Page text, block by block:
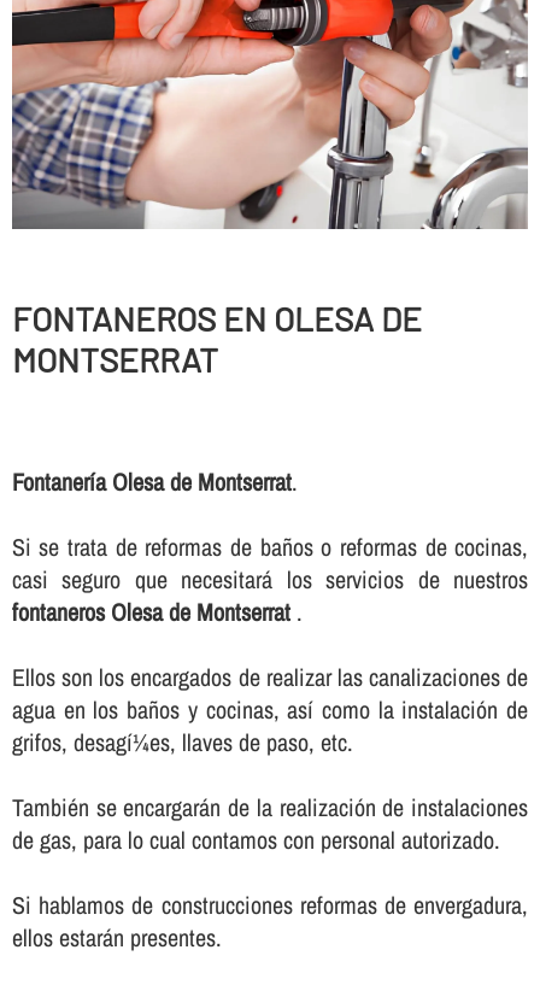
FONTANEROS EN OLESA DE
MONTSERRAT
Fontanerí­a Olesa de Montserrat.
Si se trata de reformas de baños o reformas de cocinas,
casi seguro que necesitará los servicios de nuestros
fontaneros Olesa de Montserrat.
Ellos son los encargados de realizar las canalizaciones de
agua en los baños y cocinas, así­ como la instalación de
grifos, desagí¼es, llaves de paso, etc.
También se encargarán de la realización de instalaciones
de gas, para lo cual contamos con personal autorizado.
Si hablamos de construcciones reformas de envergadura,
ellos estarán presentes.